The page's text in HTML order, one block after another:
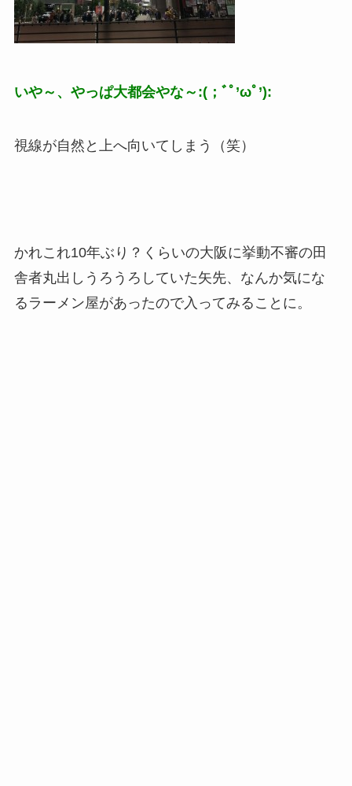
いや～、やっぱ大都会やな～:(；ﾞﾟ’ωﾟ’):
視線が自然と上へ向いてしまう（笑）
かれこれ10年ぶり？くらいの大阪に挙動不審の田
舎者丸出しうろうろしていた矢先、なんか気にな
るラーメン屋があったので入ってみることに。